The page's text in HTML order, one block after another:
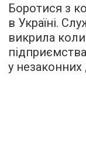
Боротися з
в Україні.
викрила
у незаконних